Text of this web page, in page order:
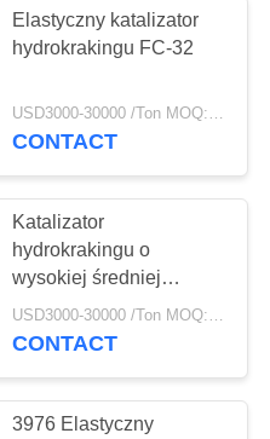
Elastyczny katalizator
hydrokrakingu FC-32
USD3000-30000 /Ton MOQ:1 KG
CONTACT
Katalizator
hydrokrakingu o
wysokiej średniej
selektywności destylatu
FC-20
USD3000-30000 /Ton MOQ:1 KG
CONTACT
3976 Elastyczny